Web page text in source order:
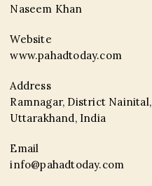
Naseem Khan
Website
www.pahadtoday.com
Address
Ramnagar, District Nainital,
Uttarakhand, India
Email
info@pahadtoday.com